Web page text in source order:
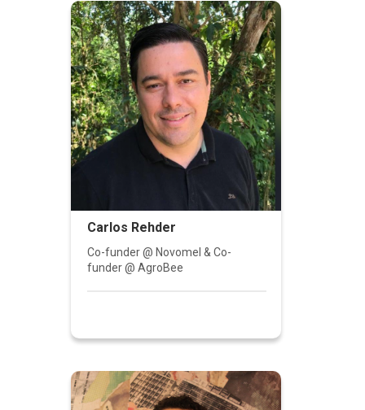
Carlos Rehder
Co-funder @ Novomel & Co-
funder @ AgroBee